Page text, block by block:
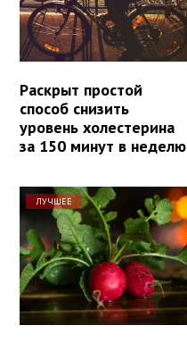
Раскрыт простой
способ снизить
уровень холестерина
за 150 минут в неделю
ЛУЧШЕЕ